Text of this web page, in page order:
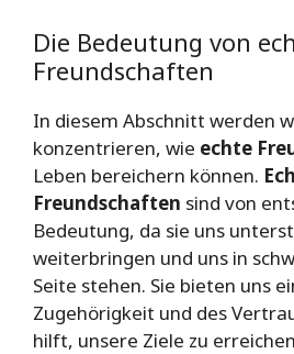
Die Bedeutung von
Freundschaften
In diesem Abschnitt werden
konzentrieren, wie echte
Leben bereichern können.
Freundschaften sind von
Bedeutung, da sie uns
weiterbringen und uns in
Seite stehen. Sie bieten uns
Zugehörigkeit und des
hilft, unsere Ziele zu